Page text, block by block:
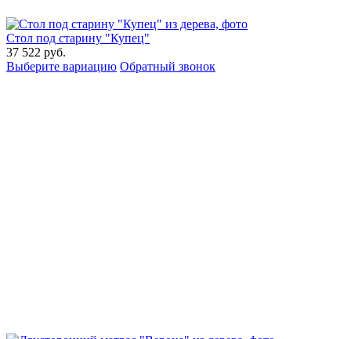
Стол под старину "Купец"
37 522 руб.
Выберите вариацию Обратный звонок